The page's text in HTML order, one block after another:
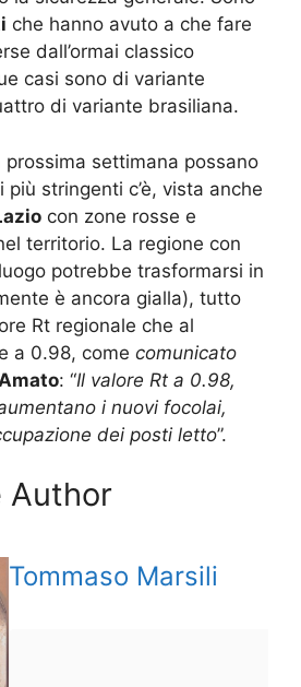
che hanno avuto a che fare
dall’ormai classico
casi sono di variante
di variante brasiliana.
prossima settimana possano
stringenti c’è, vista anche
con zone rosse e
territorio. La regione con
potrebbe trasformarsi in
è ancora gialla), tutto
Rt regionale che al
a 0.98, come comunicato
: “Il valore Rt a 0.98,
i nuovi focolai,
dei posti letto”.
Author
Tommaso Marsili